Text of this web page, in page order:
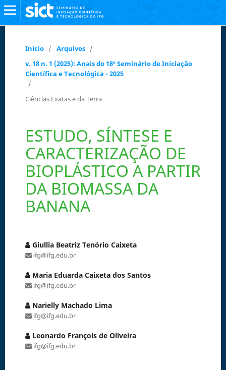
Início / Arquivos /
v. 18 n. 1 (2025): Anais do 18º Seminário de Iniciação
Científica e Tecnológica - 2025
/
Ciências Exatas e da Terra
ESTUDO, SÍNTESE E
CARACTERIZAÇÃO DE
BIOPLÁSTICO A PARTIR
DA BIOMASSA DA
BANANA
Giullia Beatriz Tenório Caixeta
ifg@ifg.edu.br
Maria Eduarda Caixeta dos Santos
ifg@ifg.edu.br
Narielly Machado Lima
ifg@ifg.edu.br
Leonardo François de Oliveira
ifg@ifg.edu.br